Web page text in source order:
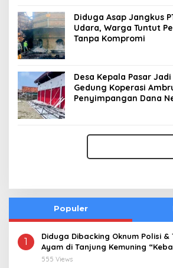
Diduga Asap Jangkus
Udara, Warga Tuntut
Tanpa Kompromi
Desa Kepala Pasar
Gedung Koperasi
Penyimpangan Dana
Populer
1
Diduga Dibacking Oknum Polisi &
Ayam di Tanjung Kemuning
555 Views